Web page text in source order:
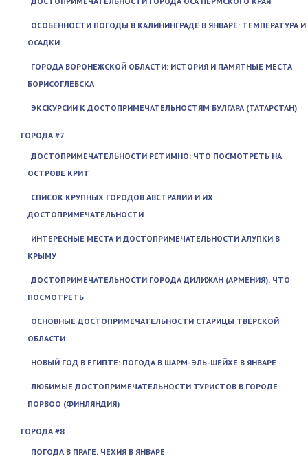
ОСОБЕННОСТИ ПОГОДЫ В КАЛИНИНГРАДЕ В ЯНВАРЕ: ТЕМПЕРАТУРА И
ОСАДКИ
ГОРОДА ВОРОНЕЖСКОЙ ОБЛАСТИ: ИСТОРИЯ И ПАМЯТНЫЕ МЕСТА
БОРИСОГЛЕБСКА
ЭКСКУРСИИ К ДОСТОПРИМЕЧАТЕЛЬНОСТЯМ БУЛГАРА (ТАТАРСТАН)
ГОРОДА #7
ДОСТОПРИМЕЧАТЕЛЬНОСТИ РЕТИМНО: ЧТО ПОСМОТРЕТЬ НА
ОСТРОВЕ КРИТ
СПИСОК КРУПНЫХ ГОРОДОВ АВСТРАЛИИ И ИХ
ДОСТОПРИМЕЧАТЕЛЬНОСТИ
ИНТЕРЕСНЫЕ МЕСТА И ДОСТОПРИМЕЧАТЕЛЬНОСТИ АЛУПКИ В
КРЫМУ
ДОСТОПРИМЕЧАТЕЛЬНОСТИ ГОРОДА ДИЛИЖАН (АРМЕНИЯ): ЧТО
ПОСМОТРЕТЬ
ОСНОВНЫЕ ДОСТОПРИМЕЧАТЕЛЬНОСТИ СТАРИЦЫ ТВЕРСКОЙ
ОБЛАСТИ
НОВЫЙ ГОД В ЕГИПТЕ: ПОГОДА В ШАРМ-ЭЛЬ-ШЕЙХЕ В ЯНВАРЕ
ЛЮБИМЫЕ ДОСТОПРИМЕЧАТЕЛЬНОСТИ ТУРИСТОВ В ГОРОДЕ
ПОРВОО (ФИНЛЯНДИЯ)
ГОРОДА #8
ПОГОДА В ПРАГЕ: ЧЕХИЯ В ЯНВАРЕ